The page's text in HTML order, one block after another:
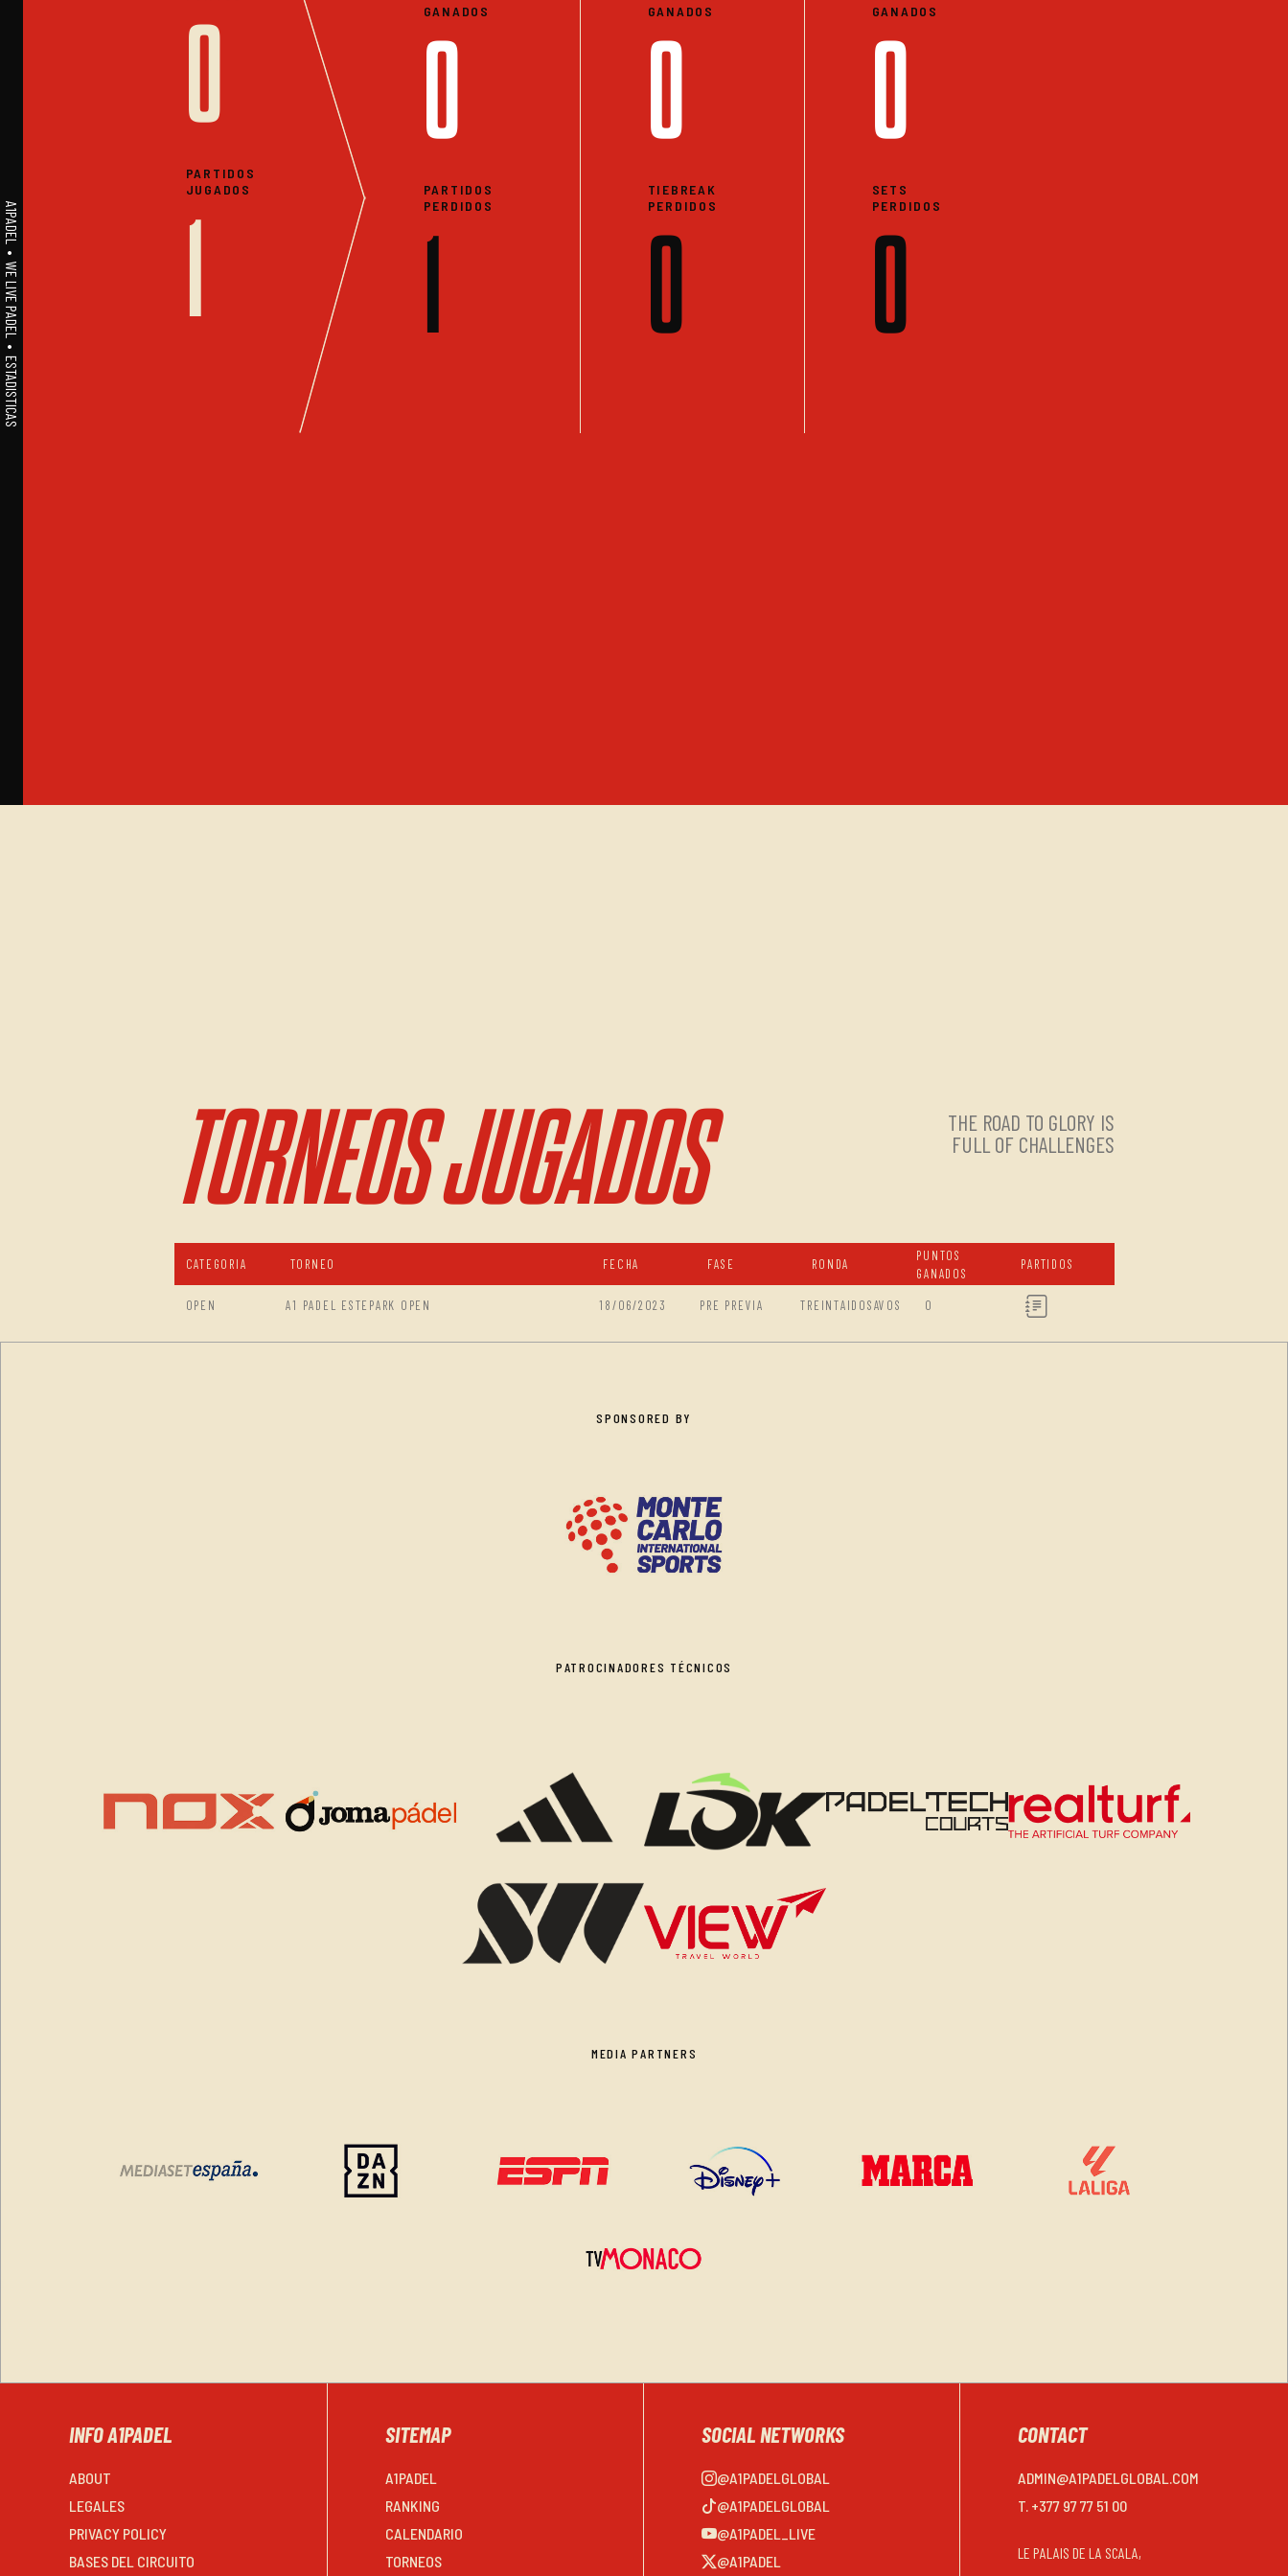
A1PADEL • WE LIVE PADEL • ESTADISTICAS
0
PARTIDOS
JUGADOS
1
GANADOS
0
PARTIDOS
PERDIDOS
1
GANADOS
0
TIEBREAK
PERDIDOS
0
GANADOS
0
SETS
PERDIDOS
0
TORNEOS JUGADOS
THE ROAD TO GLORY IS
FULL OF CHALLENGES
CATEGORIA TORNEO FECHA FASE RONDA
PUNTOS
GANADOS
PARTIDOS
OPEN A1 PADEL ESTEPARK OPEN 18/06/2023 PRE PREVIA TREINTAIDOSAVOS 0
SPONSORED BY
PATROCINADORES TÉCNICOS
MEDIA PARTNERS
INFO A1PADEL
ABOUT
LEGALES
PRIVACY POLICY
BASES DEL CIRCUITO
SITEMAP
A1PADEL
RANKING
CALENDARIO
TORNEOS
SOCIAL NETWORKS
@A1PADELGLOBAL
@A1PADELGLOBAL
@A1PADEL_LIVE
@A1PADEL
CONTACT
ADMIN@A1PADELGLOBAL.COM
T. +377 97 77 51 00
LE PALAIS DE LA SCALA,